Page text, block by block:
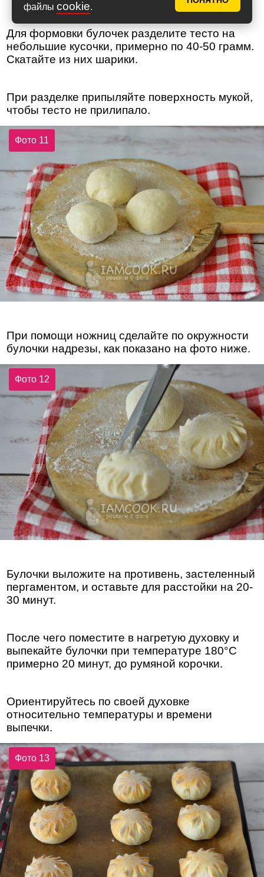
файлы cookie.
Для формовки булочек разделите тесто на
небольшие кусочки, примерно по 40-50 грамм.
Скатайте из них шарики.
При разделке припыляйте поверхность мукой,
чтобы тесто не прилипало.
Фото 11
При помощи ножниц сделайте по окружности
булочки надрезы, как показано на фото ниже.
Фото 12
Булочки выложите на противень, застеленный
пергаментом, и оставьте для расстойки на 20-
30 минут.
После чего поместите в нагретую духовку и
выпекайте булочки при температуре 180°С
примерно 20 минут, до румяной корочки.
Ориентируйтесь по своей духовке
относительно температуры и времени
выпечки.
Фото 13